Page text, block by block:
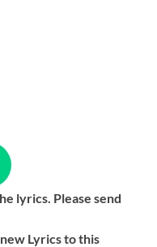
lyrics. Please send
Lyrics to this